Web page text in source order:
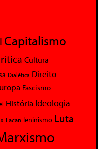
Capitalismo
Cultura
Dialética Direito
Fascismo
História Ideologia
Lacan leninismo Luta